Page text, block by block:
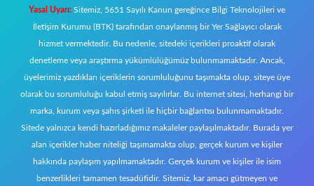
Yasal Uyarı: Sitemiz, 5651 Sayılı Kanun gereğince Bilgi Teknolojileri ve
İletişim Kurumu (BTK) tarafından onaylanmış bir Yer Sağlayıcı olarak
hizmet vermektedir. Bu nedenle, sitedeki içerikleri proaktif olarak
denetleme veya araştırma yükümlülüğümüz bulunmamaktadır. Ancak,
üyelerimiz yazdıkları içeriklerin sorumluluğunu taşımakta olup, siteye üye
olarak bu sorumluluğu kabul etmiş sayılırlar. Bu internet sitesi, herhangi bir
marka, kurum veya şahıs şirketi ile hiçbir bağlantısı bulunmamaktadır.
Sitede yalnızca kendi hazırladığımız makaleler paylaşılmaktadır. Burada yer
alan içerikler haber niteliği taşımamakta olup, gerçek kurum ve kişiler
hakkında paylaşım yapılmamaktadır. Gerçek kurum ve kişiler ile isim
benzerlikleri tamamen tesadüfidir. Sitemiz, kar amacı gütmeyen ve